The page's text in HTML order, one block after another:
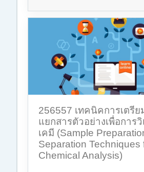
256557 เทคนิคการเตรีย
แยกสารตัวอย่างเพื่อการ
เคมี (Sample
Separation Techniques
Chemical Analysis)